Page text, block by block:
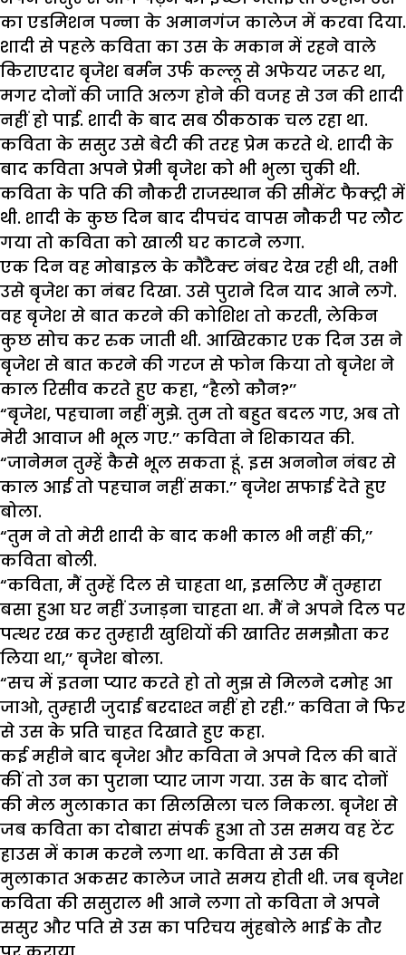
का एडमिशन पन्ना के अमानगंज कालेज में करवा दिया.
शादी से पहले कविता का उस के मकान में रहने वाले
किराएदार बृजेश बर्मन उर्फ कल्लू से अफेयर जरूर था,
मगर दोनों की जाति अलग होने की वजह से उन की शादी
नहीं हो पाई. शादी के बाद सब ठीकठाक चल रहा था.
कविता के ससुर उसे बेटी की तरह प्रेम करते थे. शादी के
बाद कविता अपने प्रेमी बृजेश को भी भुला चुकी थी.
कविता के पति की नौकरी राजस्थान की सीमेंट फैक्ट्री में
थी. शादी के कुछ दिन बाद दीपचंद वापस नौकरी पर लौट
गया तो कविता को खाली घर काटने लगा.
एक दिन वह मोबाइल के कौंटैक्ट नंबर देख रही थी, तभी
उसे बृजेश का नंबर दिखा. उसे पुराने दिन याद आने लगे.
वह बृजेश से बात करने की कोशिश तो करती, लेकिन
कुछ सोच कर रुक जाती थी. आखिरकार एक दिन उस ने
बृजेश से बात करने की गरज से फोन किया तो बृजेश ने
काल रिसीव करते हुए कहा, “हैलो कौन?’’
“बृजेश, पहचाना नहीं मुझे. तुम तो बहुत बदल गए, अब तो
मेरी आवाज भी भूल गए.’’ कविता ने शिकायत की.
“जानेमन तुम्हें कैसे भूल सकता हूं. इस अननोन नंबर से
काल आई तो पहचान नहीं सका.’’ बृजेश सफाई देते हुए
बोला.
“तुम ने तो मेरी शादी के बाद कभी काल भी नहीं की,’’
कविता बोली.
“कविता, मैं तुम्हें दिल से चाहता था, इसलिए मैं तुम्हारा
बसा हुआ घर नहीं उजाड़ना चाहता था. मैं ने अपने दिल पर
पत्थर रख कर तुम्हारी खुशियों की खातिर समझौता कर
लिया था,’’ बृजेश बोला.
“सच में इतना प्यार करते हो तो मुझ से मिलने दमोह आ
जाओ, तुम्हारी जुदाई बरदाश्त नहीं हो रही.’’ कविता ने फिर
से उस के प्रति चाहत दिखाते हुए कहा.
कई महीने बाद बृजेश और कविता ने अपने दिल की बातें
कीं तो उन का पुराना प्यार जाग गया. उस के बाद दोनों
की मेल मुलाकात का सिलसिला चल निकला. बृजेश से
जब कविता का दोबारा संपर्क हुआ तो उस समय वह टेंट
हाउस में काम करने लगा था. कविता से उस की
मुलाकात अकसर कालेज जाते समय होती थी. जब बृजेश
कविता की ससुराल भी आने लगा तो कविता ने अपने
ससुर और पति से उस का परिचय मुंहबोले भाई के तौर